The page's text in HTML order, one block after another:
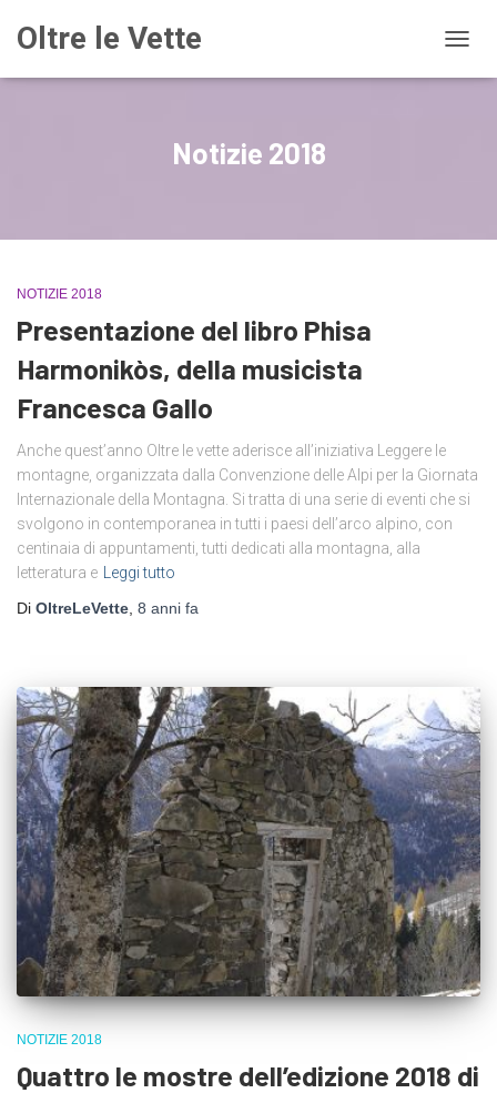
Oltre le Vette
Notizie 2018
NOTIZIE 2018
Presentazione del libro Phisa
Harmonikòs, della musicista
Francesca Gallo
Anche quest’anno Oltre le vette aderisce all’iniziativa Leggere le
montagne, organizzata dalla Convenzione delle Alpi per la Giornata
Internazionale della Montagna. Si tratta di una serie di eventi che si
svolgono in contemporanea in tutti i paesi dell’arco alpino, con
centinaia di appuntamenti, tutti dedicati alla montagna, alla
letteratura e
Leggi tutto
Di OltreLeVette 8 anni fa
NOTIZIE 2018
Quattro le mostre dell’edizione 2018 di